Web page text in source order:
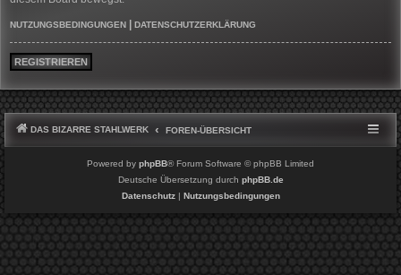
NUTZUNGSBEDINGUNGEN DATENSCHUTZERKLÄRUNG
REGISTRIEREN
DAS BIZARRE STAHLWERK FOREN-ÜBERSICHT
Powered by phpBB® Forum Software © phpBB Limited
Deutsche Übersetzung durch phpBB.de
Datenschutz| Nutzungsbedingungen